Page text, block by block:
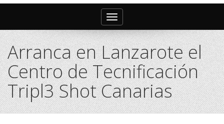
Toggle
navigation
Arranca en Lanzarote el
Centro de Tecnificación
Tripl3 Shot Canarias